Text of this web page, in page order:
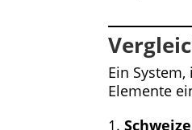
Ein
Elemente